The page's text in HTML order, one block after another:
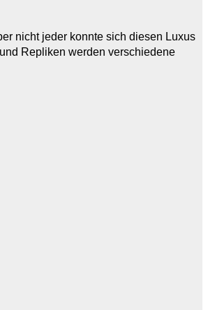
nicht jeder konnte sich diesen Luxus
Repliken werden verschiedene